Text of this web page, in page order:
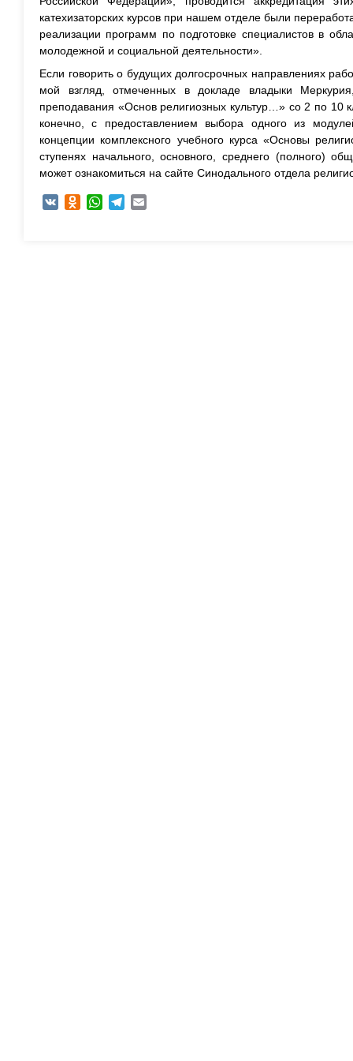
катехизаторских курсов при нашем отделе были
реализации программ по подготовке специалистов в
молодежной и социальной деятельности».
Если говорить о будущих долгосрочных направлениях
мой взгляд, отмеченных в докладе владыки
преподавания «Основ религиозных культур…» со 2 по 10
конечно, с предоставлением выбора одного из
концепции комплексного учебного курса «Основы
ступенях начального, основного, среднего (полного)
может ознакомиться на сайте Синодального отдела
VK Odnoklassniki
WhatsAppTelegram